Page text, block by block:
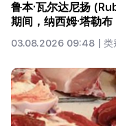
鲁本·瓦尔达尼扬
期间，纳西姆·塔勒
03.08.2026 09:48 | 类